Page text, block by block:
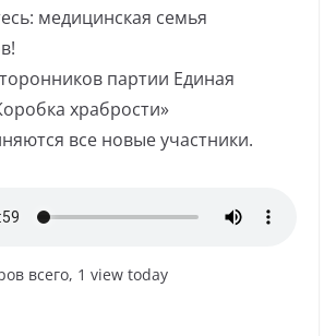
медицинская семья
партии Единая
храбрости»
все новые участники.
всего, 1 view today